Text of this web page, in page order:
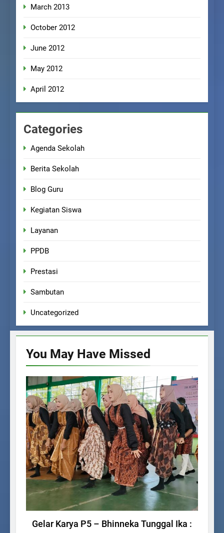
March 2013
October 2012
June 2012
May 2012
April 2012
Categories
Agenda Sekolah
Berita Sekolah
Blog Guru
Kegiatan Siswa
Layanan
PPDB
Prestasi
Sambutan
Uncategorized
You May Have Missed
AGENDA SEKOLAH
Gelar Karya P5 – Bhinneka Tunggal Ika :